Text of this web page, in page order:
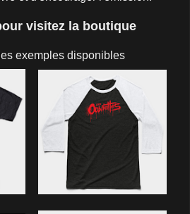
visitez la boutique
exemples disponibles